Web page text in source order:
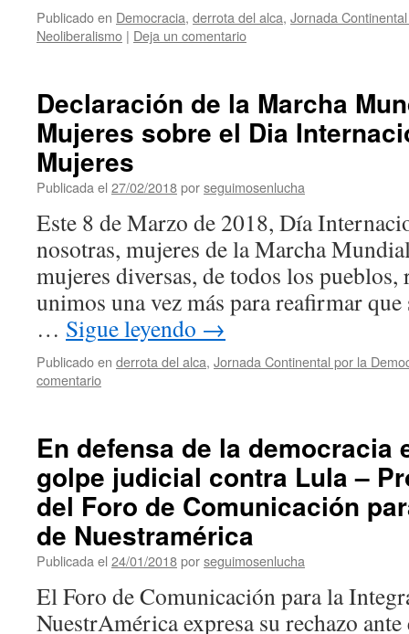
Publicado en Democracia, derrota del alca, Jornada
Neoliberalismo | Deja un comentario
Declaración de la Marcha
Mujeres sobre el Dia
Mujeres
Publicada el 27/02/2018porseguimosenlucha
Este 8 de Marzo de 2018, Día
nosotras, mujeres de la Marcha
mujeres diversas, de todos los pueblos,
unimos una vez más para reafirmar
… Sigue leyendo →
Publicado en derrota del alca, Jornada Continental por la
comentario
En defensa de la democracia
golpe judicial contra Lula –
del Foro de Comunicación
de Nuestramérica
Publicada el 24/01/2018porseguimosenlucha
El Foro de Comunicación para la
NuestrAmérica expresa su rechazo